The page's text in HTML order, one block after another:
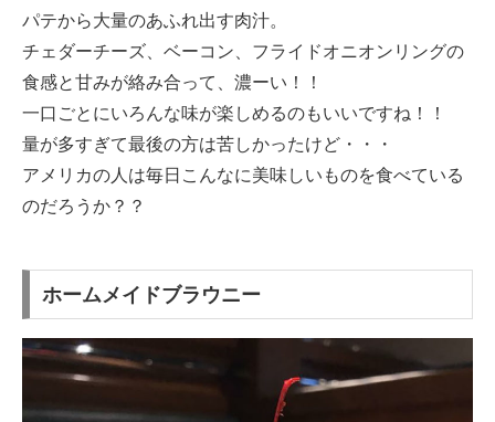
パテから大量のあふれ出す肉汁。
チェダーチーズ、ベーコン、フライドオニオンリングの
食感と甘みが絡み合って、濃ーい！！
一口ごとにいろんな味が楽しめるのもいいですね！！
量が多すぎて最後の方は苦しかったけど・・・
アメリカの人は毎日こんなに美味しいものを食べている
のだろうか？？
ホームメイドブラウニー